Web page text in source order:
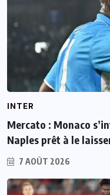
INTER
Mercato : Monaco
Naples prêt à le
7 AOÛT 2026